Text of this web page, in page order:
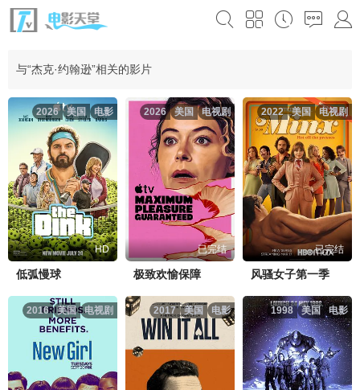
与“杰克·约翰逊”相关的影片
电影
美国
2026
HD
低弧慢球
电视剧
美国
2026
已完结
极致欢愉保障
电视剧
美国
2022
已完结
风骚女子第一季
电视剧
美国
2016 电影
美国
2017 电影
美国
1998